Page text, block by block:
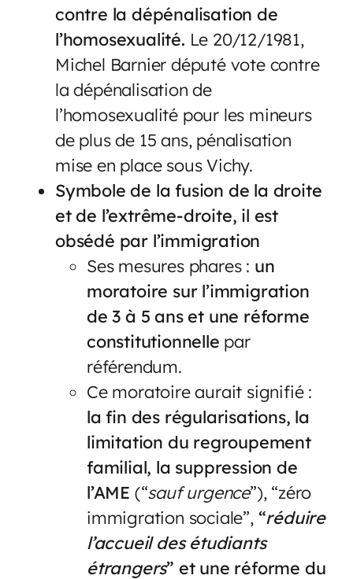
contre la dépénalisation de
l’homosexualité. Le 20/12/1981,
Michel Barnier député vote contre
la dépénalisation de
l’homosexualité pour les mineurs
de plus de 15 ans, pénalisation
mise en place sous Vichy.
Symbole de la fusion de la droite
et de l’extrême-droite, il est
obsédé par l’immigration
Ses mesures phares : un
moratoire sur l’immigration
de 3 à 5 ans et une réforme
constitutionnelle par
référendum.
Ce moratoire aurait signifié :
la fin des régularisations, la
limitation du regroupement
familial, la suppression de
l’AME (“sauf urgence”), “zéro
immigration sociale”, “réduire
l’accueil des étudiants
étrangers” et une réforme du